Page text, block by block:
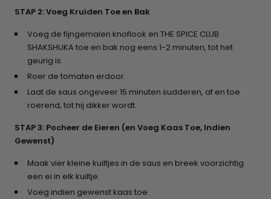
STAP 2: Voeg Kruiden Toe en Bak
Voeg de fijngemalen knoflook en THE SPICE CLUB
SHAKSHUKA toe en bak nog eens 1-2 minuten, tot het
geurig is.
Roer de tomaten erdoor.
Laat de saus ongeveer 15 minuten sudderen, af en toe
roerend, tot hij dikker wordt.
STAP 3: Pocheer de Eieren (en Voeg Kaas Toe, Indien
Gewenst)
Maak vier kleine kuiltjes in de saus en breek voorzichtig
een ei in elk kuiltje.
Voeg indien gewenst kaas toe.